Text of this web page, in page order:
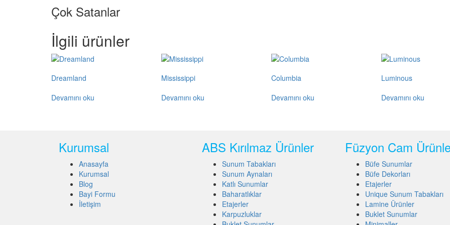
Çok Satanlar
İlgili ürünler
Dreamland
Devamını oku
Mississippi
Devamını oku
Columbia
Devamını oku
Luminous
Devamını oku
Kurumsal
Anasayfa
Kurumsal
Blog
Bayi Formu
İletişim
ABS Kırılmaz Ürünler
Sunum Tabakları
Sunum Aynaları
Katlı Sunumlar
Baharatlıklar
Etajerler
Karpuzluklar
Füzyon Cam
Büfe Sunumlar
Büfe Dekorları
Etajerler
Unique Sunum Tabakları
Lamine Ürünler
Buklet Sunumlar